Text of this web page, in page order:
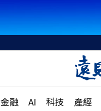
金融 AI 科技 產經
國際
特